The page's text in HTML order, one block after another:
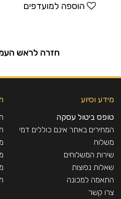
הוספה למועדפים
חזרה לראש
מידע וסיוע
טופס ביטול עסקה
המחירים באתר אינם כוללים דמי
משלוח
שירות המשלוחים
שאלות נפוצות
התאמה למכונה
צרו קשר